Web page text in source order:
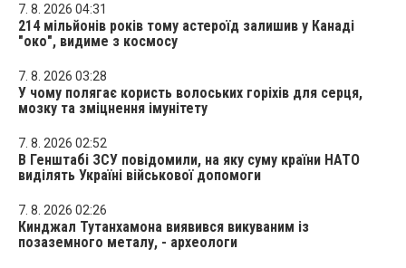
7. 8. 2026 04:31
214 мільйонів років тому астероїд залишив у Канаді
"око", видиме з космосу
7. 8. 2026 03:28
У чому полягає користь волоських горіхів для серця,
мозку та зміцнення імунітету
7. 8. 2026 02:52
В Генштабі ЗСУ повідомили, на яку суму країни НАТО
виділять Україні військової допомоги
7. 8. 2026 02:26
Кинджал Тутанхамона виявився викуваним із
позаземного металу, - археологи